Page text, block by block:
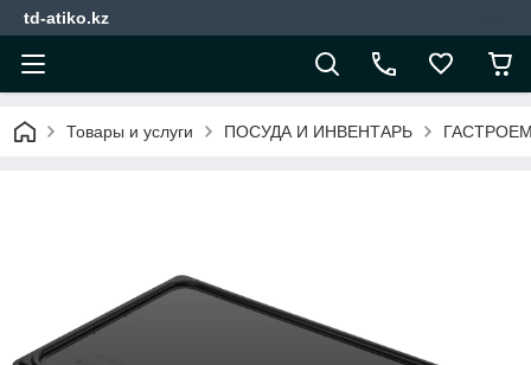
td-atiko.kz
Товары и услуги ПОСУДА И ИНВЕНТАРЬ